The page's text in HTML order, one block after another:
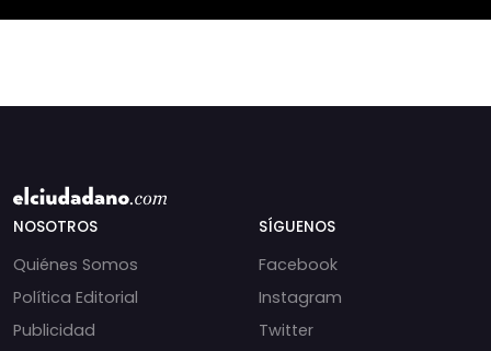
NOSOTROS
Quiénes Somos
Política Editorial
Publicidad
SÍGUENOS
Facebook
Instagram
Twitter